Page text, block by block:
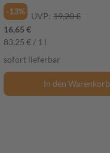
-13%
UVP: 19,20 €
16,65 €
83,25 € / 1 l
sofort lieferbar
In den Warenkorb